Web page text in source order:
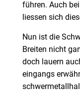
führen. Auch
liessen sich
Nun ist die
Breiten nicht
doch lauern
eingangs